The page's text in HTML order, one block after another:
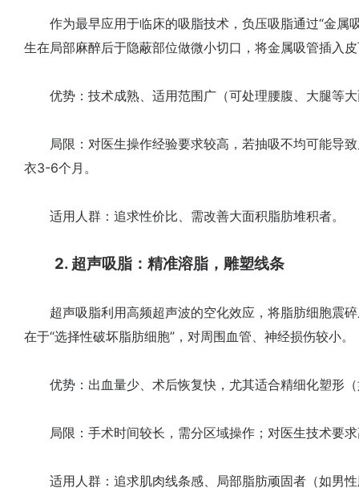
作为最早应用于临床的吸脂技术，负压吸脂通过“金属
生在局部麻醉后于隐蔽部位做微小切口，将金属吸管插入
优势：技术成熟、适用范围广（可处理腰腹、大腿等大
局限：对医生操作经验要求较高，若抽吸不均可能导致
衣3-6个月。
适用人群：追求性价比、需改善大面积脂肪堆积者。
2. 超声吸脂：精准溶脂，雕塑线条
超声吸脂利用高频超声波的空化效应，将脂肪细胞震碎
在于“选择性破坏脂肪细胞”，对周围血管、神经损伤较小。
优势：出血量少、术后恢复快，尤其适合精细化塑形（
局限：手术时间较长，需分区域操作；对医生技术要求
适用人群：追求肌肉线条感、局部脂肪顽固者（如男性